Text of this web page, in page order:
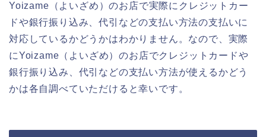
Yoizame（よいざめ）のお店で実際にクレジットカー
ドや銀行振り込み、代引などの支払い方法の支払いに
対応しているかどうかはわかりません。なので、実際
にYoizame（よいざめ）のお店でクレジットカードや
銀行振り込み、代引などの支払い方法が使えるかどう
かは各自調べていただけると幸いです。